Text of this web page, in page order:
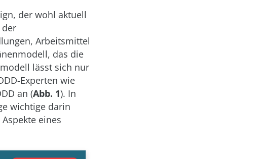
der wohl aktuell
Arbeitsmittel
das die
lässt sich nur
Experten wie
an (Abb. 1). In
wichtige darin
eines